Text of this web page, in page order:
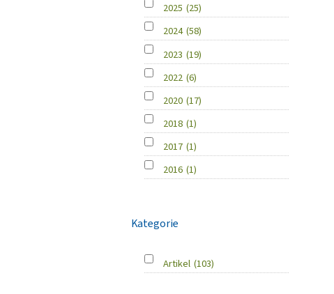
2025 (25)
2024 (58)
2023 (19)
2022 (6)
2020 (17)
2018 (1)
2017 (1)
2016 (1)
Kategorie
Artikel (103)